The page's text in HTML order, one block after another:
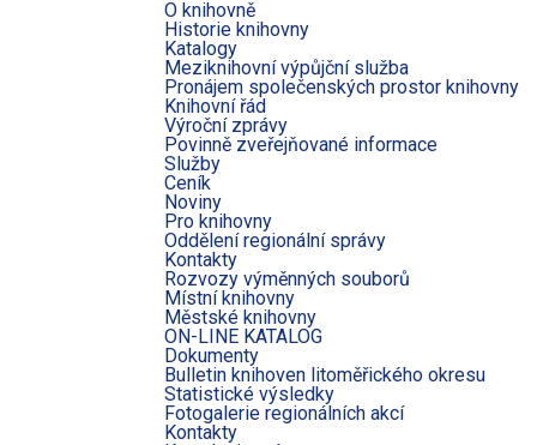
O knihovně
Historie knihovny
Katalogy
Meziknihovní výpůjční služba
Pronájem společenských prostor knihovny
Knihovní řád
Výroční zprávy
Povinně zveřejňované informace
Služby
Ceník
Noviny
Pro knihovny
Oddělení regionální správy
Kontakty
Rozvozy výměnných souborů
Místní knihovny
Městské knihovny
ON-LINE KATALOG
Dokumenty
Bulletin knihoven litoměřického okresu
Statistické výsledky
Fotogalerie regionálních akcí
Kontakty